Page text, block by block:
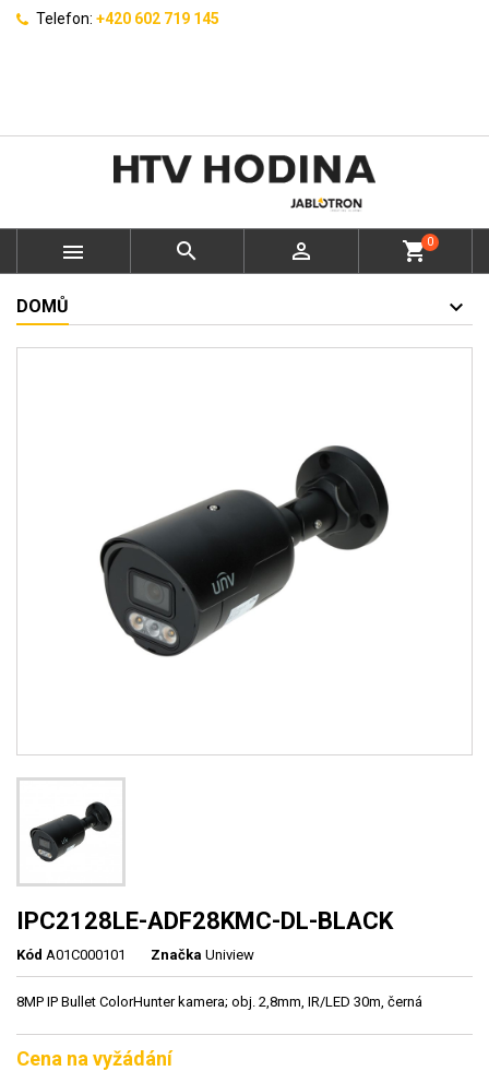
Telefon: +420 602 719 145
   shopping_cart0
DOMŮ
IPC2128LE-ADF28KMC-DL-BLACK
Kód A01C000101 Značka Uniview
8MP IP Bullet ColorHunter kamera; obj. 2,8mm, IR/LED 30m, černá
Cena na vyžádání